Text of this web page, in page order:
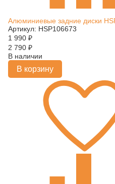
Алюминиевые задние диски
Артикул: HSP106673
1 990 ₽
2 790 ₽
В наличии
В корзину